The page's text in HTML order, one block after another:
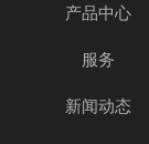
产品中心
服务
新闻动态